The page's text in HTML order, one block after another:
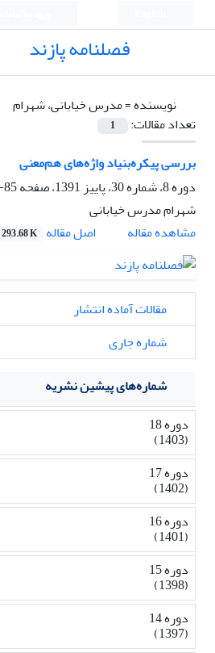
فصلنامه پازند
نویسنده =مدرس خیابانی، شهرام
تعداد مقالات:
1
بررسی پیکره‌بنیاد واژه‌های هم‌معنی
دوره 8، شماره 30، پاییز 1391، صفحه
85-105
شهرام مدرس خیابانی
مشاهده مقاله
اصل مقاله 293.68 K
مقالات آماده انتشار
شماره جاری
شماره‌های پیشین نشریه
دوره 18
(1403)
دوره 17
(1402)
دوره 16
(1401)
دوره 15
(1398)
دوره 14
(1397)